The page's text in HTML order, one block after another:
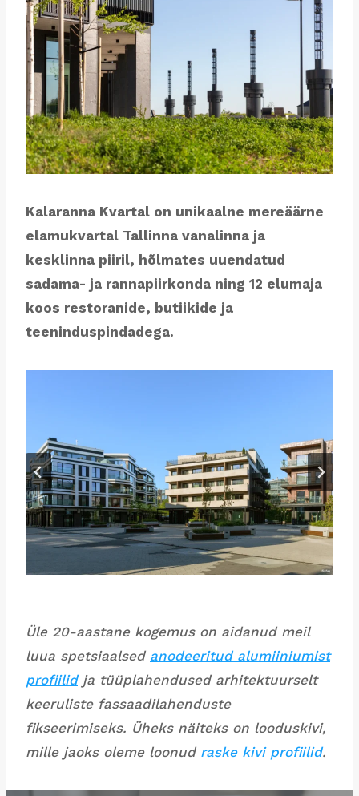
Kalaranna Kvartal on unikaalne mereäärne
elamukvartal Tallinna vanalinna ja
kesklinna piiril, hõlmates uuendatud
sadama- ja rannapiirkonda ning 12 elumaja
koos restoranide, butiikide ja
teeninduspindadega.
Üle 20-aastane kogemus on aidanud meil
luua spetsiaalsed anodeeritud alumiiniumist
profiilidja tüüplahendused arhitektuurselt
keeruliste fassaadilahenduste
fikseerimiseks. Üheks näiteks on looduskivi,
mille jaoks oleme loonud raske kivi profiilid.